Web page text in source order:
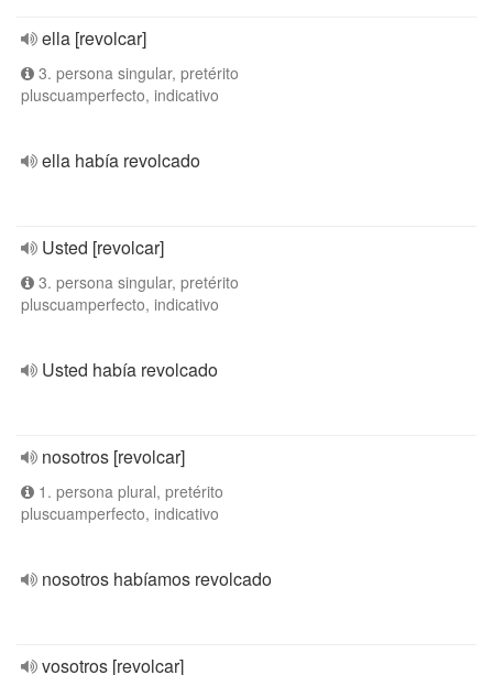
ella [revolcar]
3. persona singular, pretérito
pluscuamperfecto, indicativo
ella había revolcado
Usted [revolcar]
3. persona singular, pretérito
pluscuamperfecto, indicativo
Usted había revolcado
nosotros [revolcar]
1. persona plural, pretérito
pluscuamperfecto, indicativo
nosotros habíamos revolcado
vosotros [revolcar]